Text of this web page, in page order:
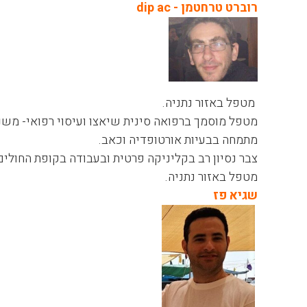
רוברט טרחטמן - dip ac
מטפל באזור נתניה.
מטפל מוסמך ברפואה סינית שיאצו ועיסוי רפואי- משנת 2009 . בוגר הקולג לרפואה
מתמחה בבעיות אורטופדיה וכאב.
צבר נסיון רב בקליניקה פרטית ובעבודה בקופת
מטפל באזור נתניה.
שגיא פז